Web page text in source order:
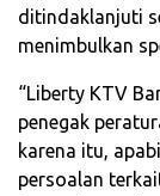
ditindaklanjuti
menimbulkan
“Liberty KTV
penegak
karena itu,
persoalan